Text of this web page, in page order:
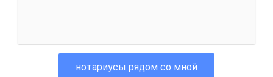
нотариусы рядом со мной